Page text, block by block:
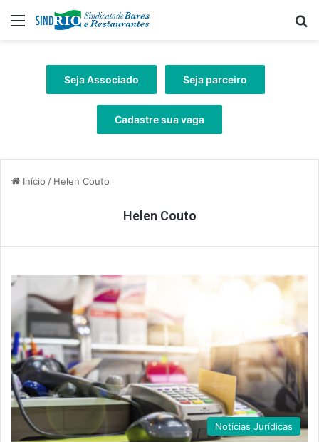
Menu
Seja Associado Seja parceiro
Cadastre sua vaga
Início / Helen Couto
Helen Couto
Notícias Jurídicas